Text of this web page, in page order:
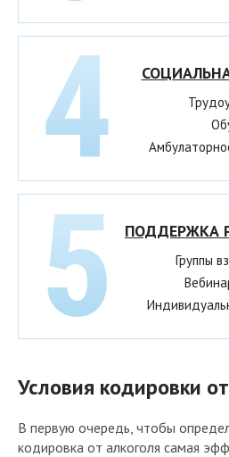
ПОДДЕРЖКА
Группы
Условия кодировки
В первую очередь, чтобы
кодировка от алкоголя самая